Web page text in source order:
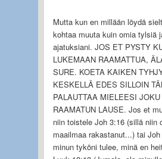
Mutta kun en millään löydä
kohtaa muuta kuin omia tylsiä
ajatuksiani. JOS ET PYSTY
LUKEMAAN RAAMATTUA,
SURE. KOETA KAIKEN
KESKELLÄ EDES SILLOIN
PALAUTTAA MIELEESI
RAAMATUN LAUSE. Jos et
niin toistele Joh 3:16 (sillä niin
maailmaa rakastanut...) tai
minun tyköni tulee, minä en